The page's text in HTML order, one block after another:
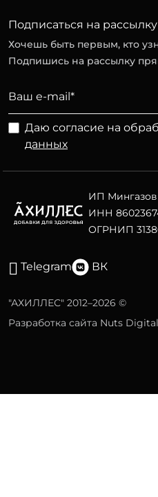
Подписаться на рассылку
Хочешь быть первым, кто
Подпишись на рассылку
Даю согласие на
данных
ИП Мингазов
ИНН
ОГРНИП
Telegram ВК
"АХИЛЛЕС" 2012–2026 ©
Разработка сайта Nuts Digital